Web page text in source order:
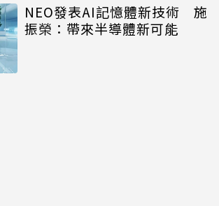
NEO發表AI記憶體新技術 施
振榮：帶來半導體新可能